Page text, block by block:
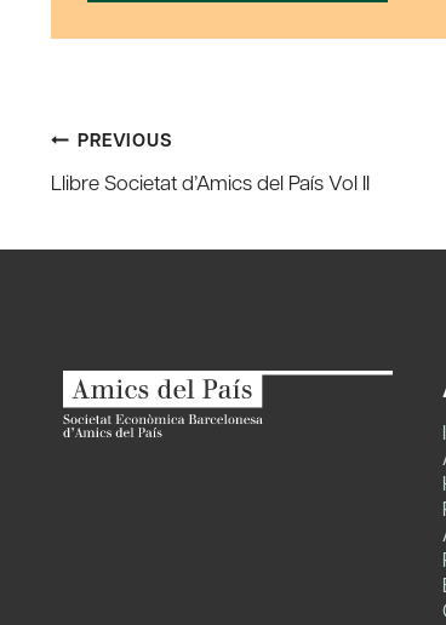
Post
navigation
PREVIOUS
Llibre Societat d’Amics del País Vol II